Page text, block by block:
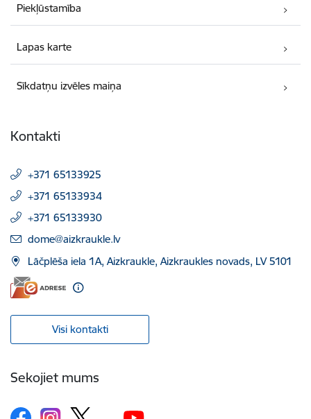
Piekļūstamība
Lapas karte
Sīkdatņu izvēles maiņa
Kontakti
+371 65133925
+371 65133934
+371 65133930
E-pasts:
dome@aizkraukle.lv
Lāčplēša iela 1A, Aizkraukle, Aizkraukles novads, LV 5101
Visi kontakti
Sekojiet mums